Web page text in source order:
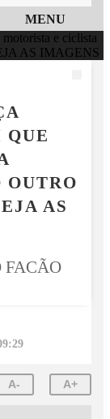
JOVENS DE
MENU
QUE
OUTRO
AS
FACÃO
A- A+